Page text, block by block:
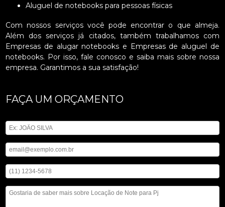
Aluguel de notebooks para pessoas físicas
Com nossos serviços você pode encontrar o que almeja.
Além dos serviços já citados, também trabalhamos com
Empresas de alugar notebooks e Empresas de aluguel de
notebooks. Por isso, fale conosco e saiba mais sobre nossa
empresa. Garantimos a sua satisfação!
FAÇA UM ORÇAMENTO